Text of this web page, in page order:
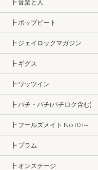
┣ 音楽と人
┣ ポップビート
┣ ジェイロックマガジン
┣ ギグス
┣ ワッツイン
┣ パチ・パチ(パチロク含む)
┣ フールズメイト No.101～
┣ プラム
┣ オンステージ